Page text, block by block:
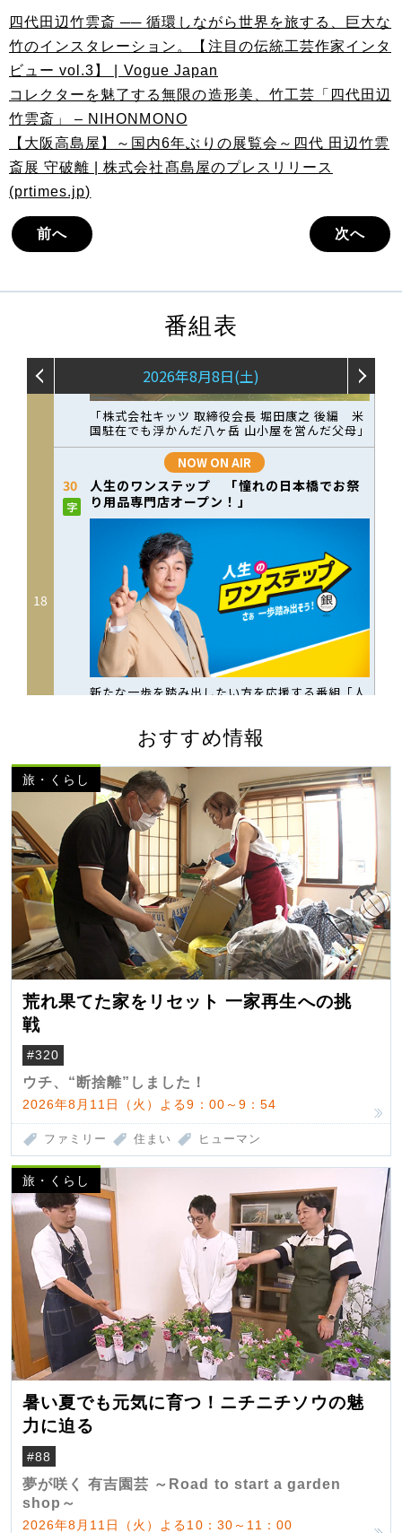
四代田辺竹雲斎 ── 循環しながら世界を旅する、巨大な
竹のインスタレーション。【注目の伝統工芸作家インタ
ビュー vol.3】 | Vogue Japan
コレクターを魅了する無限の造形美、竹工芸「四代田辺
竹雲斎」 – NIHONMONO
【大阪高島屋】～国内6年ぶりの展覧会～四代 田辺竹雲
斎展 守破離 | 株式会社髙島屋のプレスリリース
(prtimes.jp)
前へ 次へ
番組表
おすすめ情報
旅・くらし
荒れ果てた家をリセット 一家再生への挑
戦
#320
ウチ、“断捨離”しました！
2026年8月11日（火）よる9：00～9：54
ファミリー 住まい ヒューマン
旅・くらし
暑い夏でも元気に育つ！ニチニチソウの魅
力に迫る
#88
夢が咲く 有吉園芸 ～Road to start a garden
shop～
2026年8月11日（火）よる10：30～11：00